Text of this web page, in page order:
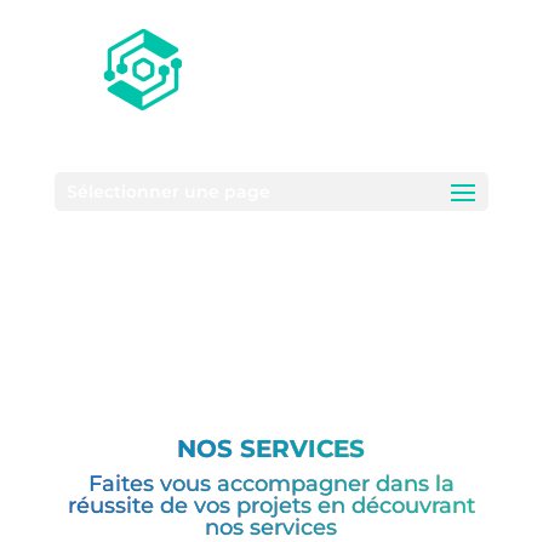
INFOGÉRANCE GNU/LINUX
NOS SERVICES
Faites vous accompagner dans la
réussite de vos projets en découvrant
nos services